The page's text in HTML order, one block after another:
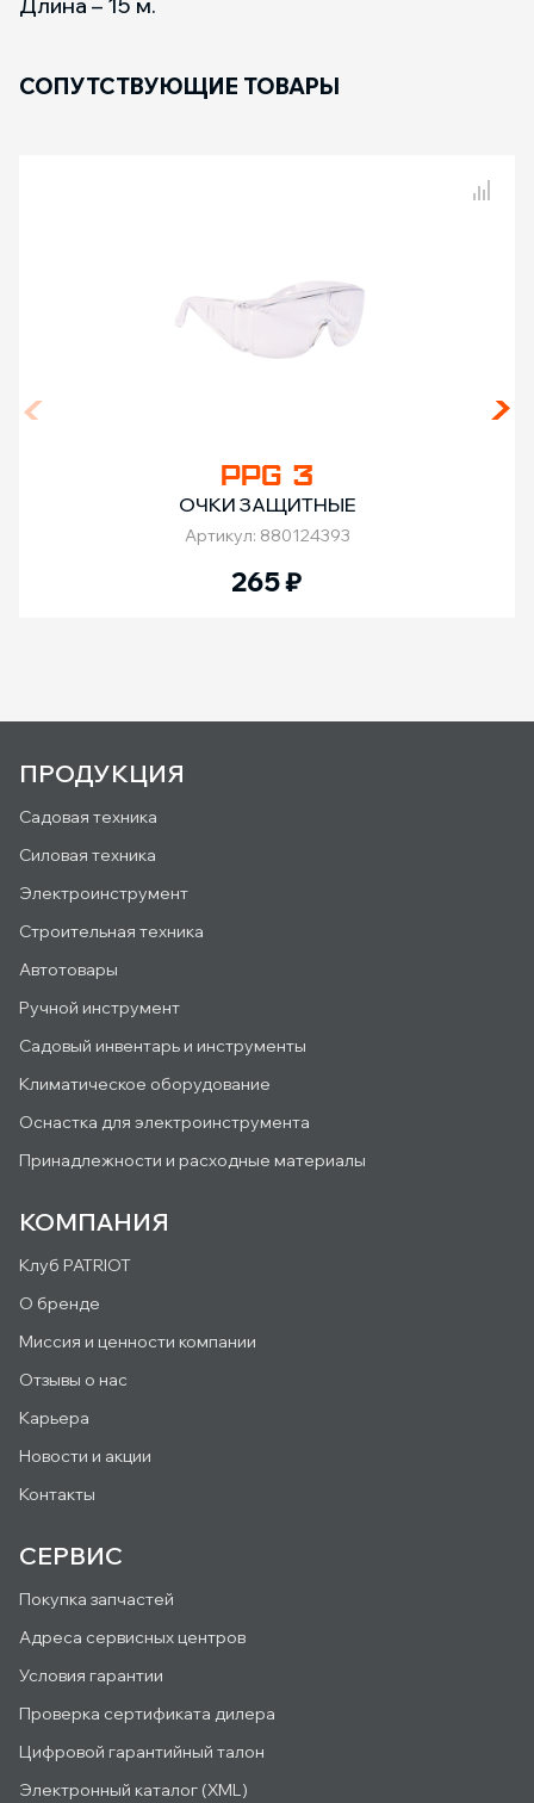
СОПУТСТВУЮЩИЕ ТОВАРЫ
PPG 3
ОЧКИ ЗАЩИТНЫЕ
Артикул: 880124393
265₽
ПРОДУКЦИЯ
Садовая техника
Силовая техника
Электроинструмент
Строительная техника
Автотовары
Ручной инструмент
Садовый инвентарь и инструменты
Климатическое оборудование
Оснастка для электроинструмента
Принадлежности и расходные материалы
КОМПАНИЯ
Клуб PATRIOT
О бренде
Миссия и ценности компании
Отзывы о нас
Карьера
Новости и акции
Контакты
СЕРВИС
Покупка запчастей
Адреса сервисных центров
Условия гарантии
Проверка сертификата дилера
Цифровой гарантийный талон
Электронный каталог (XML)